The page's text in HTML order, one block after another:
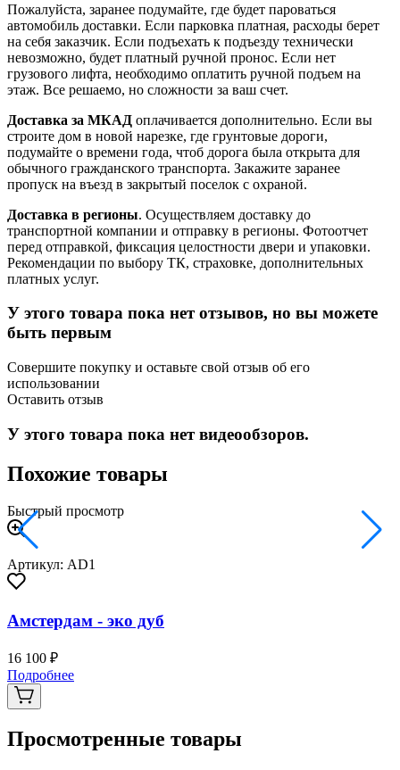
Пожалуйста, заранее подумайте, где будет пароваться
автомобиль доставки. Если парковка платная, расходы берет
на себя заказчик. Если подъехать к подъезду технически
невозможно, будет платный ручной пронос. Если нет
грузового лифта, необходимо оплатить ручной подъем на
этаж. Все решаемо, но сложности за ваш счет.
Доставка за МКАД оплачивается дополнительно. Если вы
строите дом в новой нарезке, где грунтовые дороги,
подумайте о времени года, чтоб дорога была открыта для
обычного гражданского транспорта. Закажите заранее
пропуск на въезд в закрытый поселок с охраной.
Доставка в регионы. Осуществляем доставку до
транспортной компании и отправку в регионы. Фотоотчет
перед отправкой, фиксация целостности двери и упаковки.
Рекомендации по выбору ТК, страховке, дополнительных
платных услуг.
У этого товара пока нет отзывов, но вы можете
быть первым
Совершите покупку и оставьте свой отзыв об его
использовании
Оставить отзыв
У этого товара пока нет видеообзоров.
Похожие товары
Быстрый просмотр
Артикул: AD1
Амстердам - эко дуб
16 100 ₽
Подробнее
Просмотренные товары